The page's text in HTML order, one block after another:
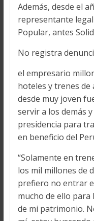
Además, desde el
representante
Popular, antes
No registra
el empresario
hoteles y trenes de
desde muy joven
servir a los demás
presidencia para
en beneficio del
“Solamente en
los mil millones de
prefiero no entrar
mucho de ello para
de mi patrimonio.